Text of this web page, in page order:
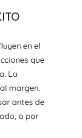
en el
que
La
margen.
antes de
o por